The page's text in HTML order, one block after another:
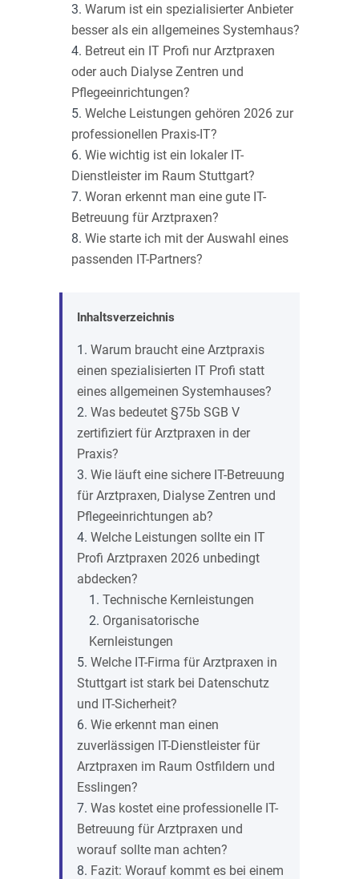
Warum ist ein spezialisierter Anbieter
besser als ein allgemeines Systemhaus?
Betreut ein IT Profi nur Arztpraxen
oder auch Dialyse Zentren und
Pflegeeinrichtungen?
Welche Leistungen gehören 2026 zur
professionellen Praxis-IT?
Wie wichtig ist ein lokaler IT-
Dienstleister im Raum Stuttgart?
Woran erkennt man eine gute IT-
Betreuung für Arztpraxen?
Wie starte ich mit der Auswahl eines
passenden IT-Partners?
Inhaltsverzeichnis
Warum braucht eine Arztpraxis
einen spezialisierten IT Profi statt
eines allgemeinen Systemhauses?
Was bedeutet §75b SGB V
zertifiziert für Arztpraxen in der
Praxis?
Wie läuft eine sichere IT-Betreuung
für Arztpraxen, Dialyse Zentren und
Pflegeeinrichtungen ab?
Welche Leistungen sollte ein IT
Profi Arztpraxen 2026 unbedingt
abdecken?
Technische Kernleistungen
Organisatorische
Kernleistungen
Welche IT-Firma für Arztpraxen in
Stuttgart ist stark bei Datenschutz
und IT-Sicherheit?
Wie erkennt man einen
zuverlässigen IT-Dienstleister für
Arztpraxen im Raum Ostfildern und
Esslingen?
Was kostet eine professionelle IT-
Betreuung für Arztpraxen und
worauf sollte man achten?
Fazit: Worauf kommt es bei einem